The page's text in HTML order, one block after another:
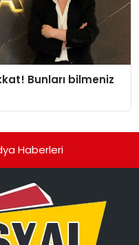
Bunları bilmeniz
Haberleri